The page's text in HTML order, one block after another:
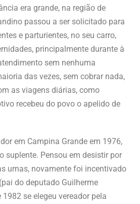
era grande, na região de
passou a ser solicitado para
e parturientes, no seu carro,
principalmente durante à
sem nenhuma
das vezes, sem cobrar nada,
as viagens diárias, como
recebeu do povo o apelido de
em Campina Grande em 1976,
suplente. Pensou em desistir por
urnas, novamente foi incentivado
do deputado Guilherme
se elegeu vereador pela